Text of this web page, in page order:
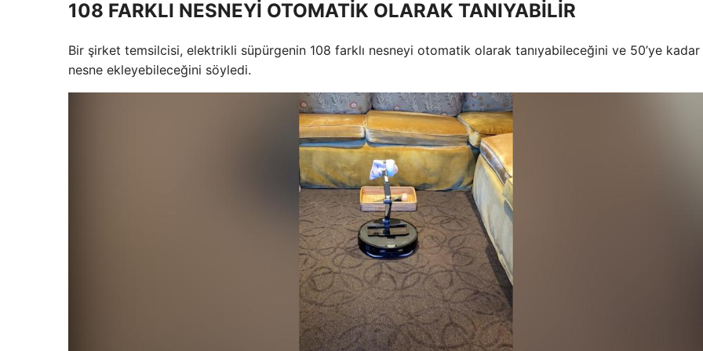
108 FARKLI NESNEYİ OTOMATİK OLARAK TANIYABİLİR
Bir şirket temsilcisi, elektrikli süpürgenin 108 farklı nesneyi otomatik olarak tanıyabileceğini ve 50’ye
nesne ekleyebileceğini söyledi.